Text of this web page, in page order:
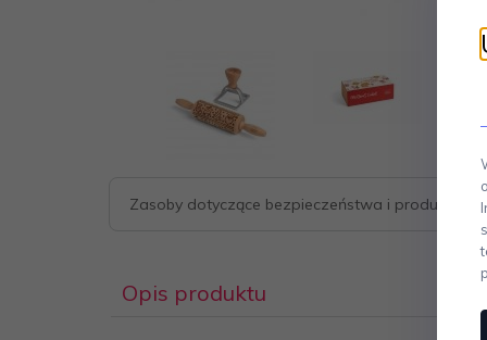
Zasoby dotyczące bezpieczeństwa i produktów
Opis produktu